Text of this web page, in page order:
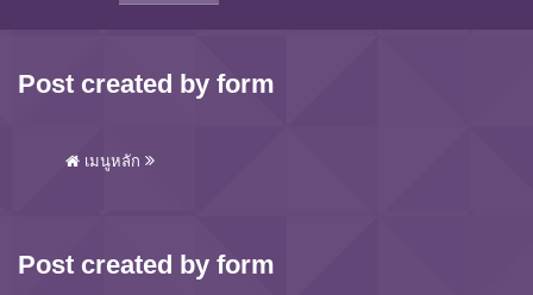
Post created by form
เมนูหลัก
Post created by form